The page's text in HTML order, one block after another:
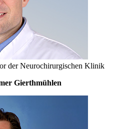
der Neurochirurgischen Klinik
Gierthmühlen